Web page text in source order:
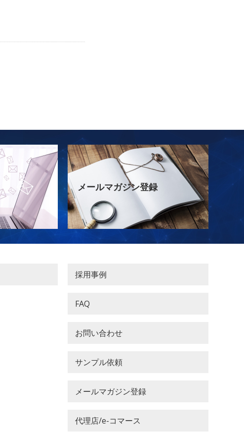
メールマガジン登録
採用事例
FAQ
お問い合わせ
サンプル依頼
メールマガジン登録
代理店/e-コマース